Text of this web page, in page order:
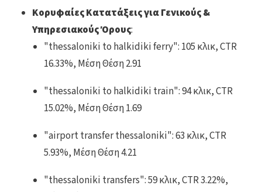
Κορυφαίες Κατατάξεις για Γενικούς &
Υπηρεσιακούς Όρους:
"thessaloniki to halkidiki ferry": 105 κλικ, CTR
16.33%, Μέση Θέση 2.91
"thessaloniki to halkidiki train": 94 κλικ, CTR
15.02%, Μέση Θέση 1.69
"airport transfer thessaloniki": 63 κλικ, CTR
5.93%, Μέση Θέση 4.21
"thessaloniki transfers": 59 κλικ, CTR 3.22%,